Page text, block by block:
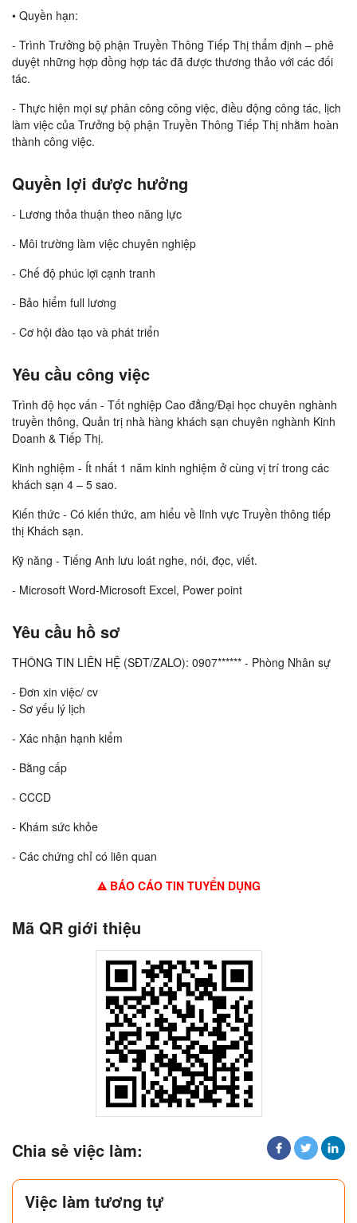
• Quyền hạn:
- Trình Trưởng bộ phận Truyền Thông Tiếp Thị thẩm định – phê
duyệt những hợp đồng hợp tác đã được thương thảo với các đối
tác.
- Thực hiện mọi sự phân công công việc, điều động công tác, lịch
làm việc của Trưởng bộ phận Truyền Thông Tiếp Thị nhằm hoàn
thành công việc.
Quyền lợi được hưởng
- Lương thỏa thuận theo năng lực
- Môi trường làm việc chuyên nghiệp
- Chế độ phúc lợi cạnh tranh
- Bảo hiểm full lương
- Cơ hội đào tạo và phát triển
Yêu cầu công việc
Trình độ học vấn - Tốt nghiệp Cao đẳng/Đại học chuyên nghành
truyền thông, Quản trị nhà hàng khách sạn chuyên nghành Kinh
Doanh & Tiếp Thị.
Kinh nghiệm - Ít nhất 1 năm kinh nghiệm ở cùng vị trí trong các
khách sạn 4 – 5 sao.
Kiến thức - Có kiến thức, am hiểu về lĩnh vực Truyền thông tiếp
thị Khách sạn.
Kỹ năng - Tiếng Anh lưu loát nghe, nói, đọc, viết.
- Microsoft Word-Microsoft Excel, Power point
Yêu cầu hồ sơ
THÔNG TIN LIÊN HỆ (SĐT/ZALO): 0907****** - Phòng Nhân sự
- Đơn xin việc/ cv
- Sơ yếu lý lịch
- Xác nhận hạnh kiểm
- Bằng cấp
- CCCD
- Khám sức khỏe
- Các chứng chỉ có liên quan
BÁO CÁO TIN TUYỂN DỤNG
Mã QR giới thiệu
Chia sẻ việc làm:
Việc làm tương tự